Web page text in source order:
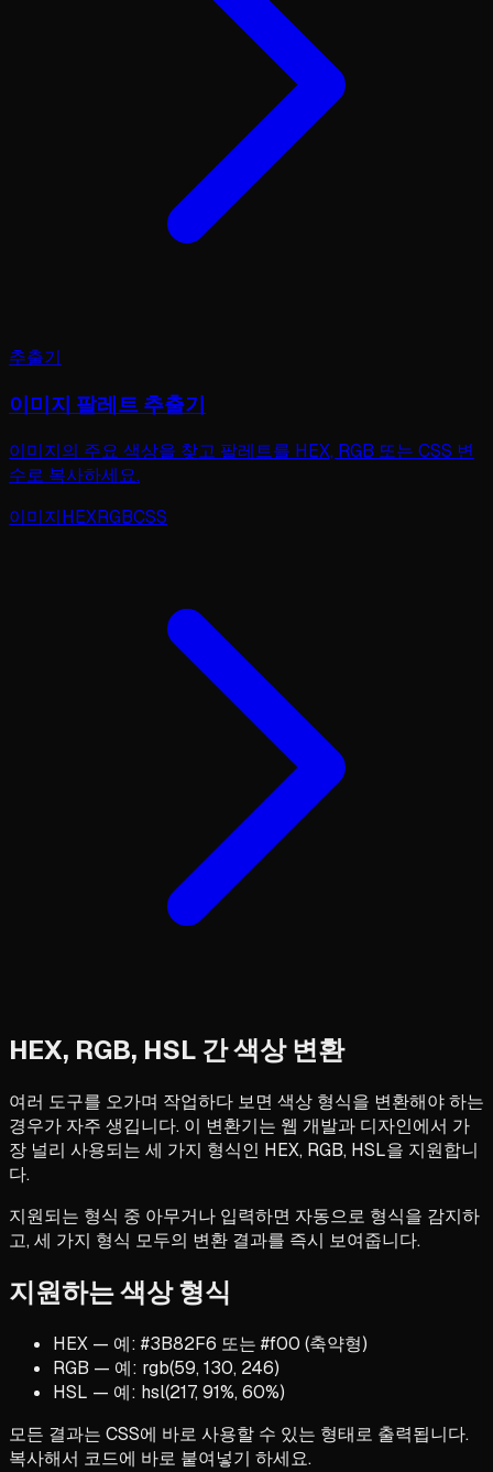
추출기
이미지 팔레트 추출기
이미지의 주요 색상을 찾고 팔레트를 HEX, RGB 또는 CSS 변
수로 복사하세요.
이미지HEXRGBCSS
HEX, RGB, HSL 간 색상 변환
여러 도구를 오가며 작업하다 보면 색상 형식을 변환해야 하는
경우가 자주 생깁니다. 이 변환기는 웹 개발과 디자인에서 가
장 널리 사용되는 세 가지 형식인 HEX, RGB, HSL을 지원합니
다.
지원되는 형식 중 아무거나 입력하면 자동으로 형식을 감지하
고, 세 가지 형식 모두의 변환 결과를 즉시 보여줍니다.
지원하는 색상 형식
HEX — 예: #3B82F6 또는 #f00 (축약형)
RGB — 예: rgb(59, 130, 246)
HSL — 예: hsl(217, 91%, 60%)
모든 결과는 CSS에 바로 사용할 수 있는 형태로 출력됩니다.
복사해서 코드에 바로 붙여넣기 하세요.